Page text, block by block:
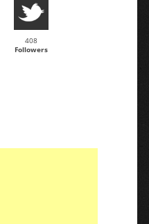
408
Followers